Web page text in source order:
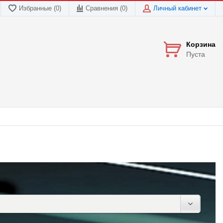
Избранные (0) Сравнения (0) Личный кабинет
Корзина
Пуста